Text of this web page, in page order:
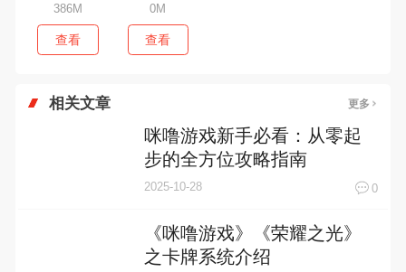
386M
查看
0M
查看
相关文章 更多
咪噜游戏新手必看：从零起
步的全方位攻略指南
2025-10-28 0
《咪噜游戏》《荣耀之光》
之卡牌系统介绍